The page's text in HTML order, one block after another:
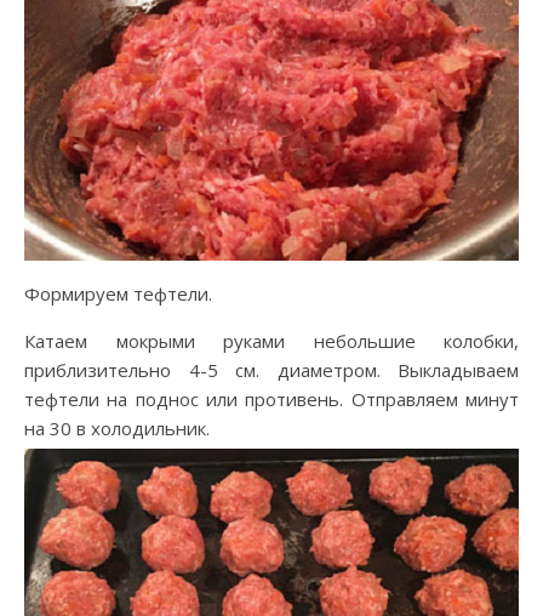
Формируем тефтели.
Катаем мокрыми руками небольшие колобки,
приблизительно 4-5 см. диаметром. Выкладываем
тефтели на поднос или противень. Отправляем минут
на 30 в холодильник.